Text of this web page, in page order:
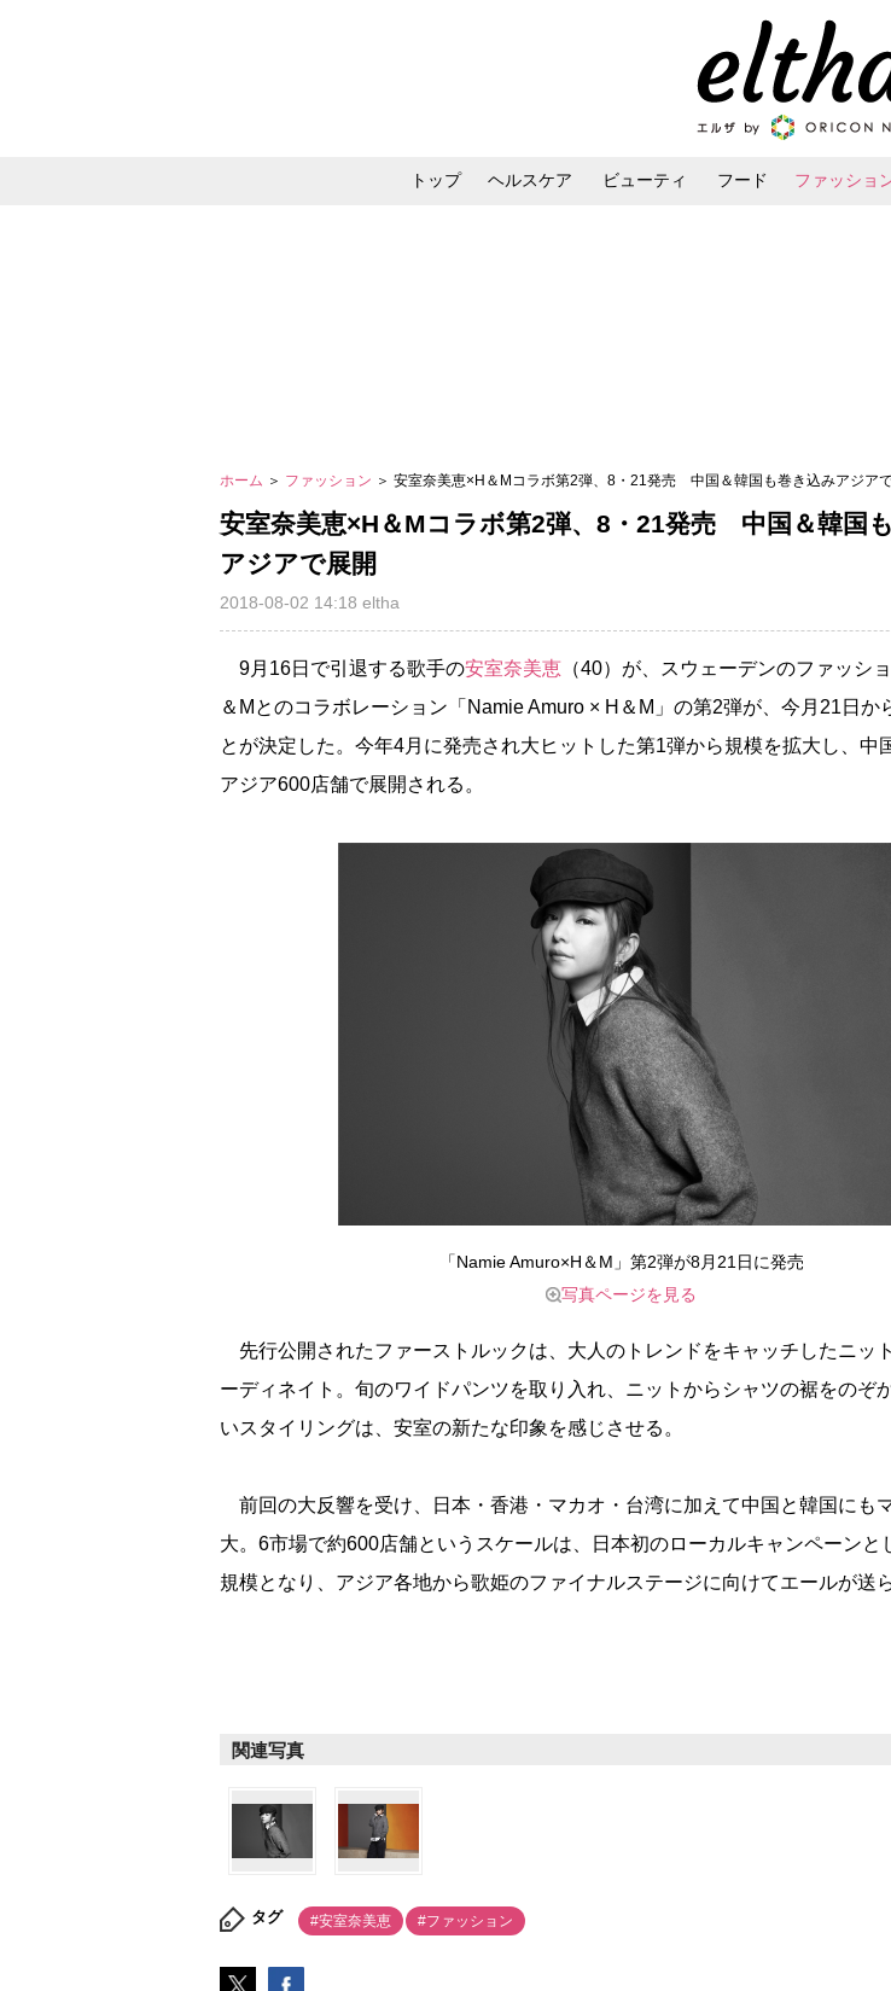
トップ ヘルスケア ビューティ フード ファッショ
ホーム ＞ ファッション ＞ 安室奈美恵×H＆Mコラボ第2弾、8・21発売 中国＆韓国も巻き込みアジア
安室奈美恵×H＆Mコラボ第2弾、8・21発売 中国＆韓国
アジアで展開
2018-08-02 14:18 eltha
9月16日で引退する歌手の安室奈美恵 （40）が、スウェーデンのファッシ
＆Mとのコラボレーション「Namie Amuro × H＆M」の第2弾が、今月21日か
とが決定した。今年4月に発売され大ヒットした第1弾から規模を拡大し、中
アジア600店舗で展開される。
「Namie Amuro×H＆M」第2弾が8月21日に発売
写真ページを見る
先行公開されたファーストルックは、大人のトレンドをキャッチしたニッ
ーディネイト。旬のワイドパンツを取り入れ、ニットからシャツの裾をのぞ
いスタイリングは、安室の新たな印象を感じさせる。
前回の大反響を受け、日本・香港・マカオ・台湾に加えて中国と韓国にも
大。6市場で約600店舗というスケールは、日本初のローカルキャンペーンと
規模となり、アジア各地から歌姫のファイナルステージに向けてエールが送ら
関連写真
タグ #安室奈美恵 #ファッション